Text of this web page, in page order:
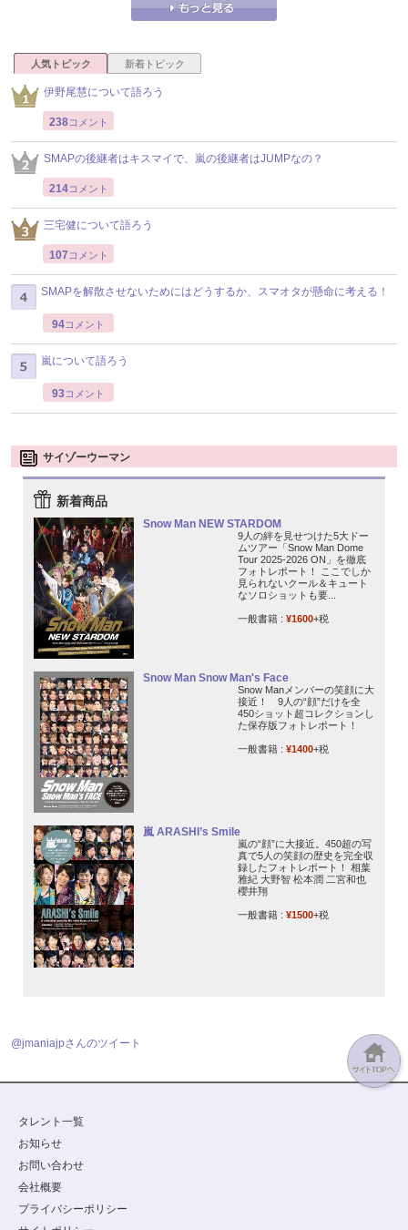
人気トピック 新着トピック
伊野尾慧について語ろう
238コメント
SMAPの後継者はキスマイで、嵐の後継者はJUMPなの？
214コメント
三宅健について語ろう
107 コメント
SMAPを解散させないためにはどうするか、スマオタが懸命に考える！
94コメント
嵐について語ろう
93コメント
サイゾーウーマン
新着商品
Snow Man NEW STARDOM
9人の絆を見せつけた5大ドー
ムツアー「Snow Man Dome
Tour 2025-2026 ON」を徹底
フォトレポート！ ここでしか
見られないクール＆キュート
なソロショットも要...
一般書籍 : ¥1600+税
Snow Man Snow Man's Face
Snow Manメンバーの笑顔に大
接近！ 9人の“顔”だけを全
450ショット超コレクションし
た保存版フォトレポート！
一般書籍 : ¥1400+税
嵐 ARASHI’s Smile
嵐の“顔”に大接近。450超の写
真で5人の笑顔の歴史を完全収
録したフォトレポート！ 相葉
雅紀 大野智 松本潤 二宮和也
櫻井翔
一般書籍 : ¥1500+税
@jmaniajpさんのツイート
タレント一覧
お知らせ
お問い合わせ
会社概要
プライバシーポリシー